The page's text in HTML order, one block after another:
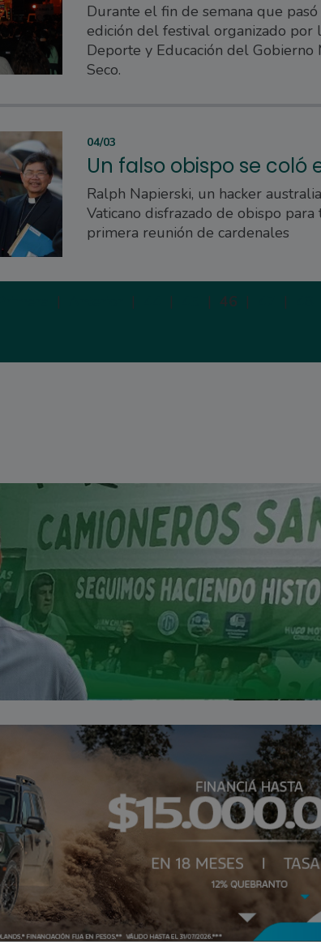
Durante el fin de semana que
edición del festival organizado por
Deporte y Educación del
Seco.
04/03
Un falso obispo se coló
Ralph Napierski, un hacker
Vaticano disfrazado de obispo
primera reunión de cardenales
| | | | 46 | |